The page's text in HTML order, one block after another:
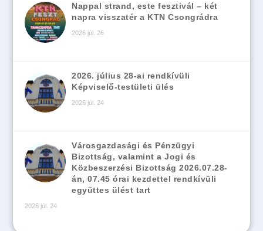
Nappal strand, este fesztivál – két
napra visszatér a KTN Csongrádra
2026 júl. 26
2026. július 28-ai rendkívüli
Képviselő-testületi ülés
2026 júl. 24
Városgazdasági és Pénzügyi
Bizottság, valamint a Jogi és
Közbeszerzési Bizottság 2026.07.28-
án, 07.45 órai kezdettel rendkívüli
együttes ülést tart
2026 júl. 24